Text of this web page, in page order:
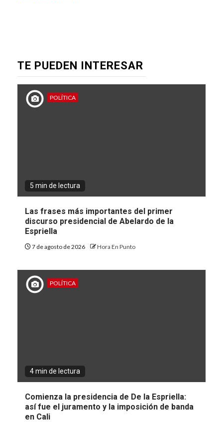
TE PUEDEN INTERESAR
POLÍTICA
5 min de lectura
Las frases más importantes del primer
discurso presidencial de Abelardo de la
Espriella
7 de agosto de 2026 Hora En Punto
POLÍTICA
4 min de lectura
Comienza la presidencia de De la Espriella:
así fue el juramento y la imposición de banda
en Cali